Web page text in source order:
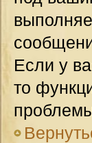
Если у
то